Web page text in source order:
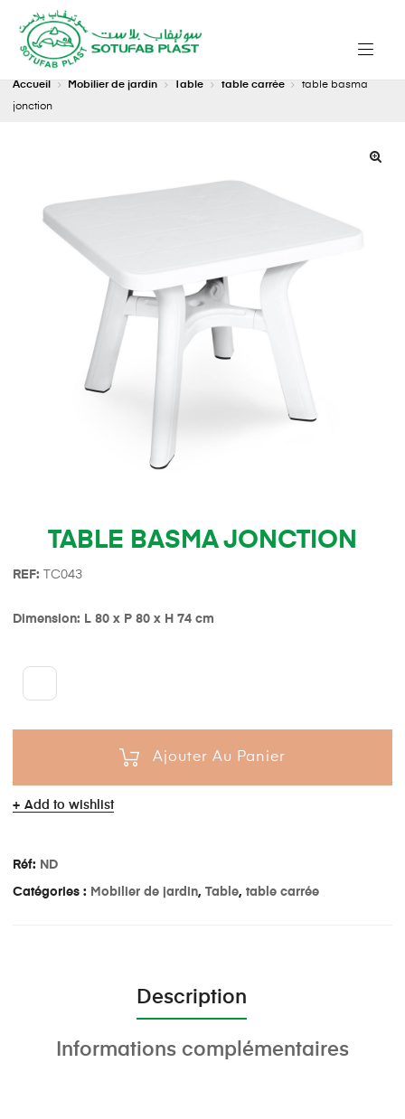
Accueil Mobilier de jardin Table table carrée
table basma
jonction
TABLE BASMA JONCTION
REF: TC043
Dimension: L 80 x P 80 x H 74 cm
Ajouter Au Panier
Add to wishlist
Réf: ND
Catégories : Mobilier de jardin, Table, table carrée
Description
Informations complémentaires